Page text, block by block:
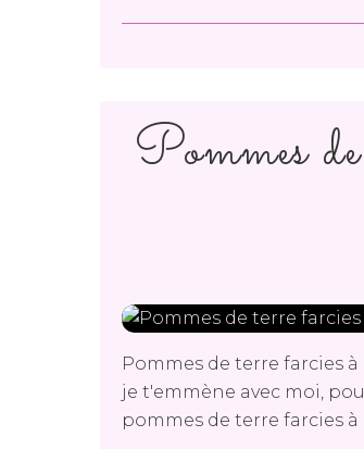
Pommes
Pommes de terre farcies
je t'emmène avec moi,
pommes de terre farcies